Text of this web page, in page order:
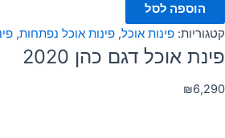
הוספה לסל
קטגוריות: פינות אוכל, פינות אוכל נפתחות,
פינת אוכל דגם כהן 2020
₪6,290